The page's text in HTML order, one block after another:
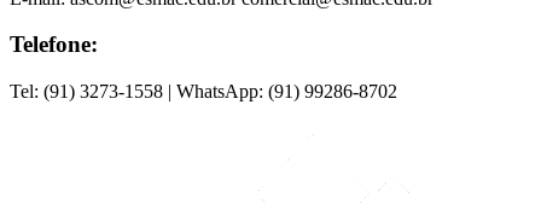
Telefone:
Tel: (91) 3273-1558 | WhatsApp: (91) 99286-8702